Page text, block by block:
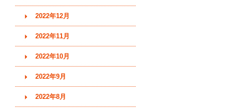
2022年12月
2022年11月
2022年10月
2022年9月
2022年8月